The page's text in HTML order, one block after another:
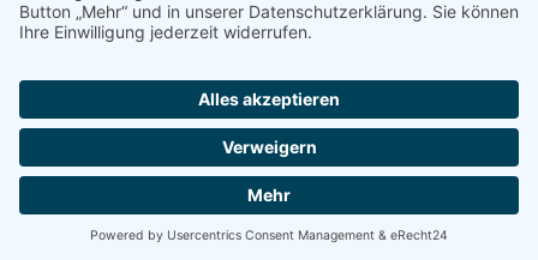
Mitgliederbereich
Disclaimer
© Handelsverband Nord -
Design und Umsetzung DIE UFOS GMBH - Werbeagentur © 2026